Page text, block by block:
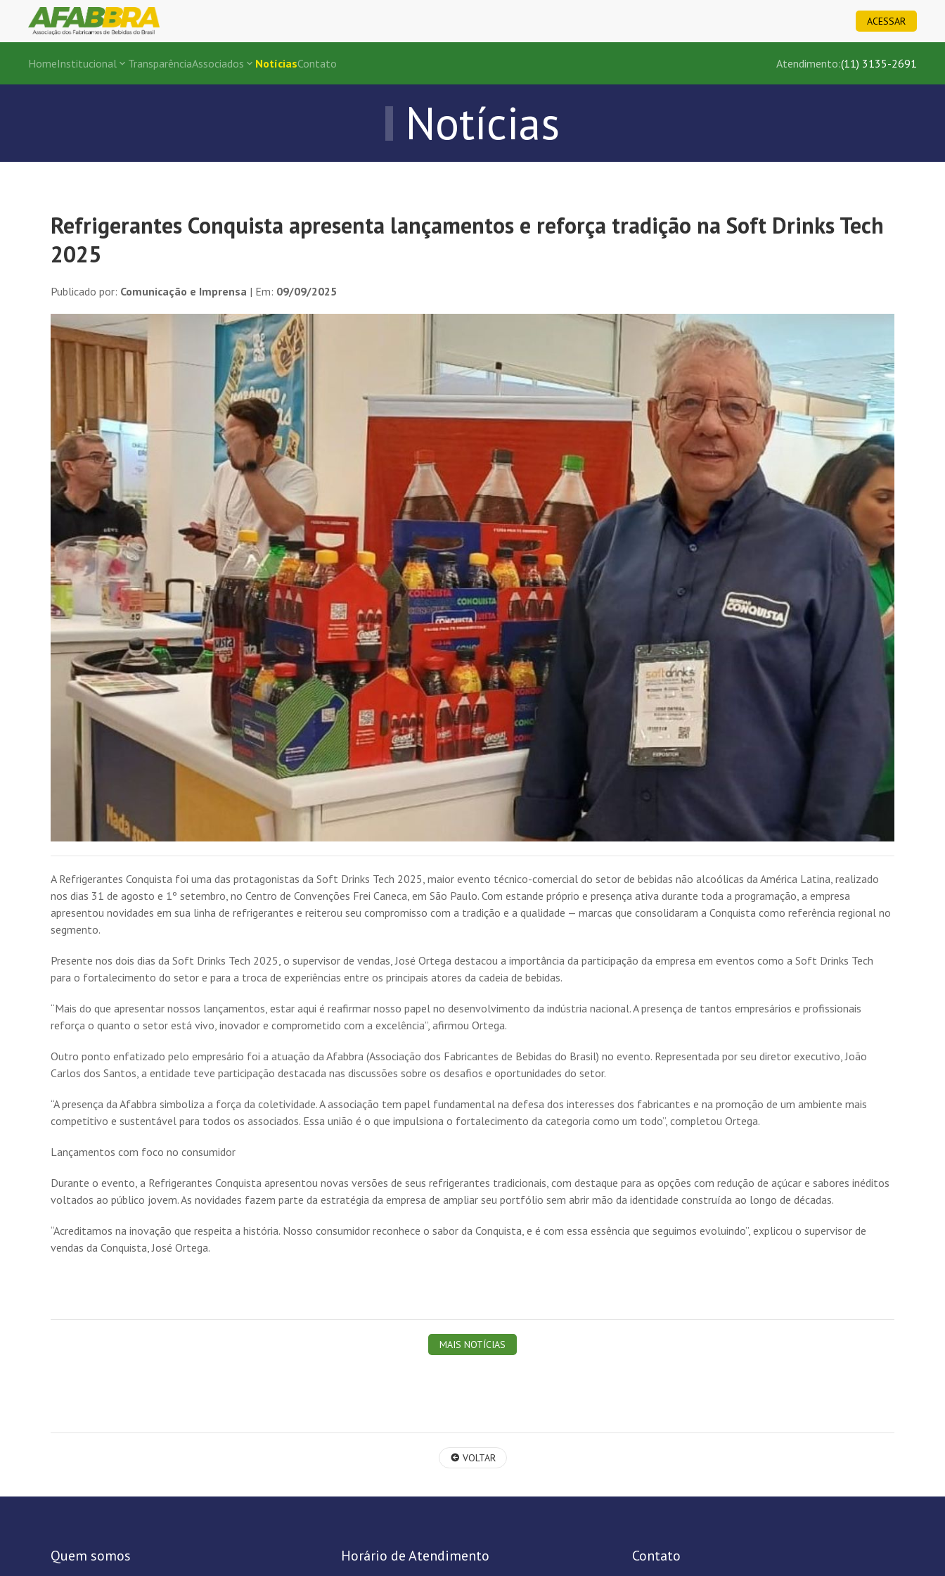
ACESSAR
HomeInstitucional TransparênciaAssociados NotíciasContato Atendimento:(11) 3135-2691
Notícias
Refrigerantes Conquista apresenta lançamentos e reforça tradição na Soft Drinks Tech
2025
Publicado por: Comunicação e Imprensa | Em: 09/09/2025
A Refrigerantes Conquista foi uma das protagonistas da Soft Drinks Tech 2025, maior evento técnico-comercial do setor de bebidas não alcoólicas da América Latina, realizado
nos dias 31 de agosto e 1º setembro, no Centro de Convenções Frei Caneca, em São Paulo. Com estande próprio e presença ativa durante toda a programação, a empresa
apresentou novidades em sua linha de refrigerantes e reiterou seu compromisso com a tradição e a qualidade — marcas que consolidaram a Conquista como referência regional no
segmento.
Presente nos dois dias da Soft Drinks Tech 2025, o supervisor de vendas, José Ortega destacou a importância da participação da empresa em eventos como a Soft Drinks Tech
para o fortalecimento do setor e para a troca de experiências entre os principais atores da cadeia de bebidas.
“Mais do que apresentar nossos lançamentos, estar aqui é reafirmar nosso papel no desenvolvimento da indústria nacional. A presença de tantos empresários e profissionais
reforça o quanto o setor está vivo, inovador e comprometido com a excelência”, afirmou Ortega.
Outro ponto enfatizado pelo empresário foi a atuação da Afabbra (Associação dos Fabricantes de Bebidas do Brasil) no evento. Representada por seu diretor executivo, João
Carlos dos Santos, a entidade teve participação destacada nas discussões sobre os desafios e oportunidades do setor.
“A presença da Afabbra simboliza a força da coletividade. A associação tem papel fundamental na defesa dos interesses dos fabricantes e na promoção de um ambiente mais
competitivo e sustentável para todos os associados. Essa união é o que impulsiona o fortalecimento da categoria como um todo”, completou Ortega.
Lançamentos com foco no consumidor
Durante o evento, a Refrigerantes Conquista apresentou novas versões de seus refrigerantes tradicionais, com destaque para as opções com redução de açúcar e sabores inéditos
voltados ao público jovem. As novidades fazem parte da estratégia da empresa de ampliar seu portfólio sem abrir mão da identidade construída ao longo de décadas.
“Acreditamos na inovação que respeita a história. Nosso consumidor reconhece o sabor da Conquista, e é com essa essência que seguimos evoluindo”, explicou o supervisor de
vendas da Conquista, José Ortega.
MAIS NOTÍCIAS
VOLTAR
Quem somos Horário de Atendimento Contato